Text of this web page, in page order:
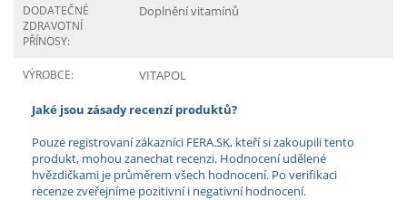
DODATEČNÉ
ZDRAVOTNÍ
PŘÍNOSY:
Doplnění vitamínů
VÝROBCE: VITAPOL
Jaké jsou zásady recenzí produktů?
Pouze registrovaní zákazníci FERA.SK, kteří si zakoupili tento
produkt, mohou zanechat recenzi. Hodnocení udělené
hvězdičkami je průměrem všech hodnocení. Po verifikaci
recenze zveřejníme pozitivní i negativní hodnocení.